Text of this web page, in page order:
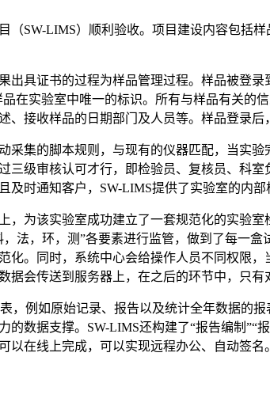
SW-LIMS）顺利验收。项目建设内容包括
证书的过程为样品管理过程。样品被登录
在实验室中唯一的标识。所有与样品有关的
接收样品的日期部门及人员等。样品登录
集的脚本规则，与现有的仪器匹配，当实验
级审核认可才行，即检验员、复核员、科
时通知客户，SW-LIMS提供了实验室的内
为该实验室成功建立了一套规范化的实验室
法，环，测”各要素进行监管，做到了每一
化。同时，系统中心会给操作人员不同权限
会传送到服务器上，在之后的环节中，只
例如原始记录、报告以及统计全年数据的报
数据支撑。SW-LIMS还构建了“报告编制
以在线上完成，可以实现远程办公、自动签